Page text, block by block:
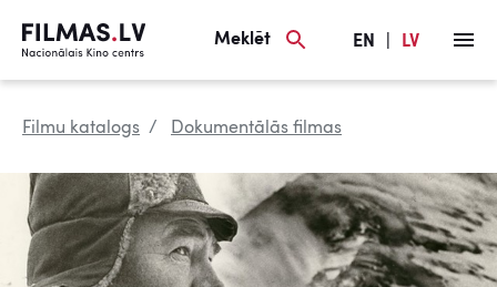
Meklēt EN LV
Filmu katalogs Dokumentālās filmas